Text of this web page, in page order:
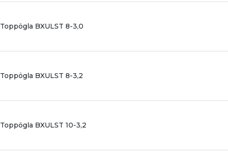
Toppögla BXULST 8-3,0
Toppögla BXULST 8-3,2
Toppögla BXULST 10-3,2